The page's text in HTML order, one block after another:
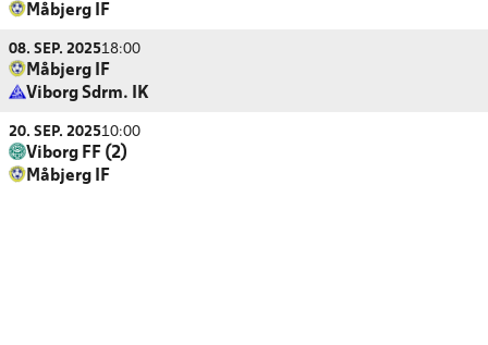
Måbjerg IF
08. SEP. 202518:00
Måbjerg IF
Viborg Sdrm. IK
20. SEP. 202510:00
Viborg FF (2)
Måbjerg IF